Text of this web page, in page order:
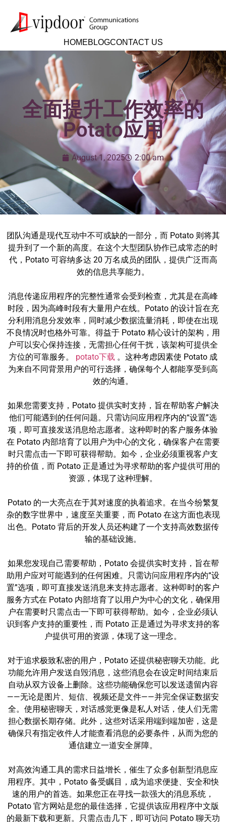
HOMEBLOGCONTACT US
全面提升工作效率的
Potato应用
August 1, 2025 2:00 am
团队沟通是现代互动中不可或缺的一部分，而 Potato 则将其
提升到了一个新的高度。在这个大型团队协作已成常态的时
代，Potato 可容纳多达 20 万名成员的团队，提供广泛而高
效的信息共享能力。
消息传递应用程序的完整性通常会受到检查，尤其是在高峰
时段，因为高峰时段有大量用户在线。Potato 的设计旨在充
分利用消息分发效率，同时减少数据流量消耗，即使在出现
不良情况时也格外可靠。得益于 Potato 精心设计的架构，用
户可以安心保持连接，无需担心任何干扰，该架构可提供全
方位的可靠服务。 potato下载 。这种考虑因素使 Potato 成
为来自不同背景用户的可行选择，确保每个人都能享受到高
效的沟通。
如果您需要支持，Potato 提供实时支持，旨在帮助客户解决
他们可能遇到的任何问题。只需访问应用程序内的“设置”选
项，即可直接发送消息给志愿者。这种即时的客户服务体验
在 Potato 内部培育了以用户为中心的文化，确保客户在需要
时只需点击一下即可获得帮助。如今，企业必须重视客户支
持的价值，而 Potato 正是通过为寻求帮助的客户提供可用的
资源，体现了这种理解。
Potato 的一大亮点在于其对速度的执着追求。在当今纷繁复
杂的数字世界中，速度至关重要，而 Potato 在这方面也表现
出色。Potato 背后的开发人员还构建了一个支持高效数据传
输的基础设施。
如果您发现自己需要帮助，Potato 会提供实时支持，旨在帮
助用户应对可能遇到的任何困难。只需访问应用程序内的“设
置”选项，即可直接发送消息来支持志愿者。这种即时的客户
服务方式在 Potato 内部培育了以用户为中心的文化，确保用
户在需要时只需点击一下即可获得帮助。如今，企业必须认
识到客户支持的重要性，而 Potato 正是通过为寻求支持的客
户提供可用的资源，体现了这一理念。
对于追求极致私密的用户，Potato 还提供秘密聊天功能。此
功能允许用户发送自毁消息，这些消息会在设定时间结束后
自动从双方设备上删除。这些功能确保您可以发送遗留内容
——无论是图片、短信、视频还是文件——并完全保证数据安
全。使用秘密聊天，对话感觉更像是私人对话，使人们无需
担心数据长期存储。此外，这些对话采用端到端加密，这是
确保只有指定收件人才能查看消息的必要条件，从而为您的
通信建立一道安全屏障。
对高效沟通工具的需求日益增长，催生了众多创新型消息应
用程序。其中，Potato 备受瞩目，成为追求便捷、安全和快
速的用户的首选。如果您正在寻找一款强大的消息系统，
Potato 官方网站是您的最佳选择，它提供该应用程序中文版
的最新下载和更新。只需点击几下，即可访问 Potato 聊天功